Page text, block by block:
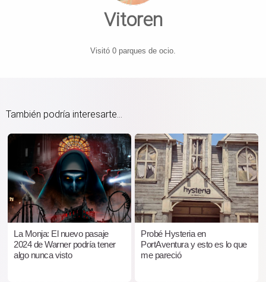
Vitoren
Visitó 0 parques de ocio.
También podría interesarte...
La Monja: El nuevo pasaje
2024 de Warner podría tener
algo nunca visto
Probé Hysteria en
PortAventura y esto es lo que
me pareció